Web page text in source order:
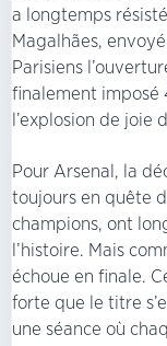
a longtemps
Magalhães,
Parisiens
finalement imposé
l’explosion de joie
Pour Arsenal, la
toujours en quête
champions, ont
l’histoire. Mais
échoue en finale.
forte que le titre
une séance où